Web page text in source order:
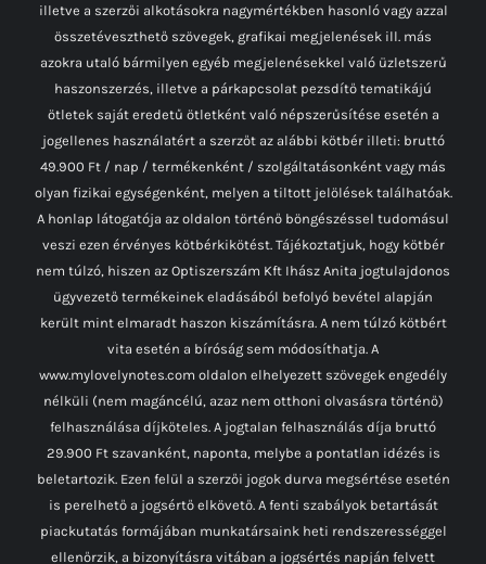
illetve a szerzői alkotásokra nagymértékben hasonló vagy azzal
összetéveszthető szövegek, grafikai megjelenések ill. más
azokra utaló bármilyen egyéb megjelenésekkel való üzletszerű
haszonszerzés, illetve a párkapcsolat pezsdítő tematikájú
ötletek saját eredetű ötletként való népszerűsítése esetén a
jogellenes használatért a szerzőt az alábbi kötbér illeti: bruttó
49.900 Ft / nap / termékenként / szolgáltatásonként vagy más
olyan fizikai egységenként, melyen a tiltott jelölések találhatóak.
A honlap látogatója az oldalon történő böngészéssel tudomásul
veszi ezen érvényes kötbérkikötést. Tájékoztatjuk, hogy kötbér
nem túlzó, hiszen az Optiszerszám Kft Ihász Anita jogtulajdonos
ügyvezető termékeinek eladásából befolyó bevétel alapján
került mint elmaradt haszon kiszámításra. A nem túlzó kötbért
vita esetén a bíróság sem módosíthatja. A
www.mylovelynotes.com oldalon elhelyezett szövegek engedély
nélküli (nem magáncélú, azaz nem otthoni olvasásra történő)
felhasználása díjköteles. A jogtalan felhasználás díja bruttó
29.900 Ft szavanként, naponta, melybe a pontatlan idézés is
beletartozik. Ezen felül a szerzői jogok durva megsértése esetén
is perelhető a jogsértő elkövető. A fenti szabályok betartását
piackutatás formájában munkatársaink heti rendszerességgel
ellenőrzik, a bizonyításra vitában a jogsértés napján felvett